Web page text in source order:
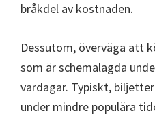
bråkdel av kostnaden.
Dessutom, överväga att
som är schemalagda
vardagar. Typiskt,
under mindre populära